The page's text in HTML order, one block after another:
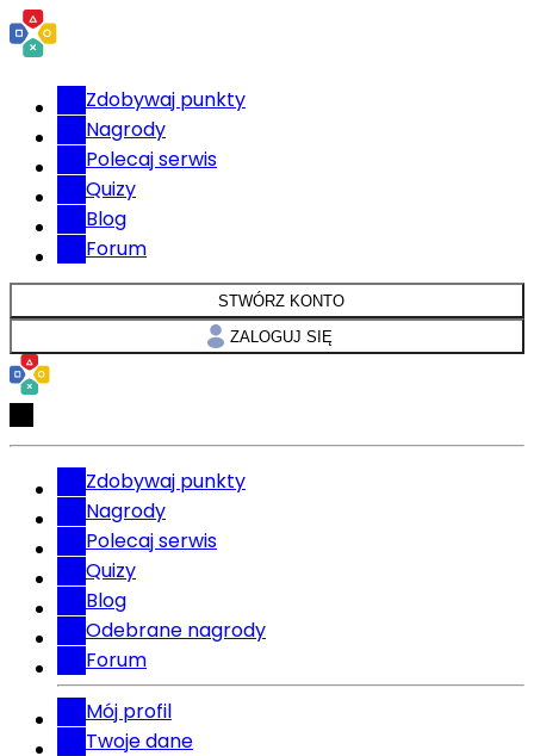
Zdobywaj punkty
Nagrody
Polecaj serwis
Quizy
Blog
Forum
STWÓRZ KONTO
ZALOGUJ SIĘ
Zdobywaj punkty
Nagrody
Polecaj serwis
Quizy
Blog
Odebrane nagrody
Forum
Mój profil
Twoje dane